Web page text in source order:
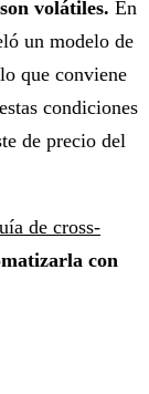
volátiles. En
un modelo de
que conviene
condiciones
de precio del
de cross-
con